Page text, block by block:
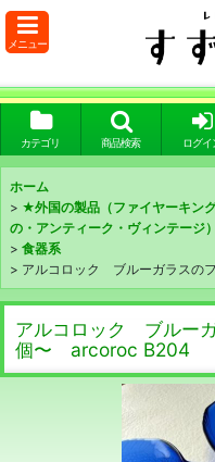
メニュー
カテゴリ 商品検索 ログイ
ホーム
> ★外国の製品（ファイヤーキン
の・アンティーク・ヴィンテージ）
> 食器系
> アルコロック ブルーガラス
アルコロック ブルー
個〜 arcoroc B204